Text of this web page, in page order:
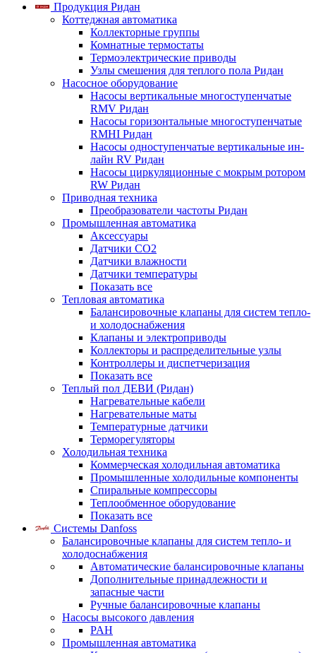
Продукция Ридан
Коттеджная автоматика
Коллекторные группы
Комнатные термостаты
Термоэлектрические приводы
Узлы смешения для теплого пола Ридан
Насосное оборудование
Насосы вертикальные многоступенчатые
RMV Ридан
Насосы горизонтальные многоступенчатые
RMHI Ридан
Насосы одноступенчатые вертикальные ин-
лайн RV Ридан
Насосы циркуляционные с мокрым ротором
RW Ридан
Приводная техника
Преобразователи частоты Ридан
Промышленная автоматика
Аксессуары
Датчики CO2
Датчики влажности
Датчики температуры
Показать все
Тепловая автоматика
Балансировочные клапаны для систем тепло-
и холодоснабжения
Клапаны и электроприводы
Коллекторы и распределительные узлы
Контроллеры и диспетчеризация
Показать все
Теплый пол ДЕВИ (Ридан)
Нагревательные кабели
Нагревательные маты
Температурные датчики
Терморегуляторы
Холодильная техника
Коммерческая холодильная автоматика
Промышленные холодильные компоненты
Спиральные компрессоры
Теплообменное оборудование
Показать все
Системы Danfoss
Балансировочные клапаны для систем тепло- и
холодоснабжения
Автоматические балансировочные клапаны
Дополнительные принадлежности и
запасные части
Ручные балансировочные клапаны
Насосы высокого давления
PAH
Промышленная автоматика